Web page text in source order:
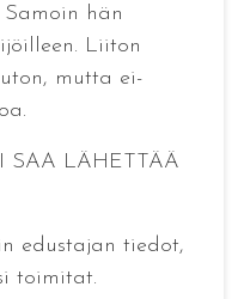
Samoin hän
Liiton
mutta ei-
SAA LÄHETTÄÄ
edustajan tiedot,
toimitat.